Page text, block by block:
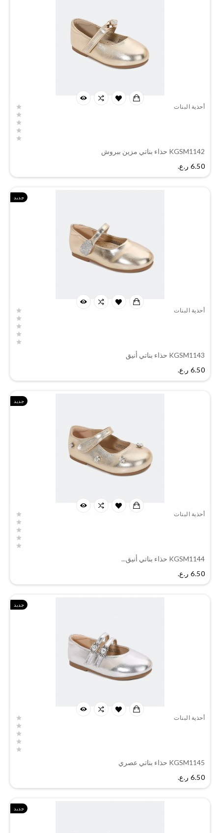
أحذية البنات
KGSM1142 حذاء بناتي مزين ببروش
6.50 ر.ع.‏
جديد
أحذية البنات
KGSM1143 حذاء بناتي أنيق
6.50 ر.ع.‏
جديد
أحذية البنات
KGSM1144 حذاء بناتي أنيق...
6.50 ر.ع.‏
جديد
أحذية البنات
KGSM1145 حذاء بناتي عصري
6.50 ر.ع.‏
جديد